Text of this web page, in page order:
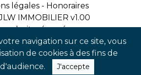
navigation sur ce site, vous
de cookies à des fins de
J'accepte
légales- Honoraires
IMMOBILIER v1.00
droits réservés